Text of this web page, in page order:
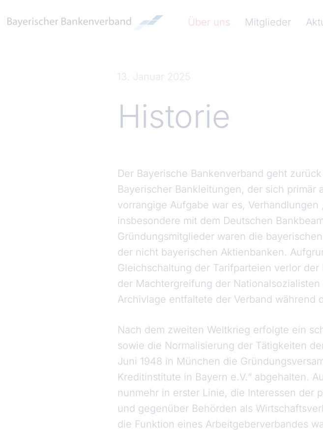
Über uns
Mitglieder
13. Januar 2025
Historie
Der Bayerische Bankenverband geht
Bayerischer Bankleitungen, der sich primär
vorrangige Aufgabe war es, Verhandlungen
insbesondere mit dem Deutschen
Gründungsmitglieder waren die
der nicht bayerischen Aktienbanken.
Gleichschaltung der Tarifparteien verlor
der Machtergreifung der
Archivlage entfaltete der Verband während
Nach dem zweiten Weltkrieg erfolgte ein
sowie die Normalisierung der Tätigkeiten
Juni 1948 in München die
Kreditinstitute in Bayern e.V.“ abgehalten.
nunmehr in erster Linie, die Interessen der
und gegenüber Behörden als
die Funktion eines Arbeitgeberverbandes